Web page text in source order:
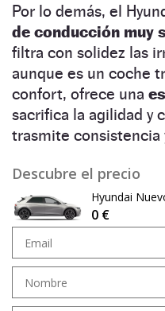
Por lo demás, el
de conducción muy
filtra con solidez las
aunque es un coche
confort, ofrece una
sacrifica la agilidad y
trasmite consistencia